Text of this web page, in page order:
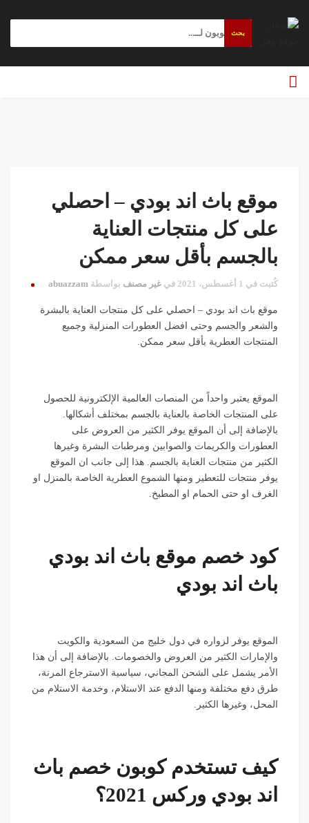
بحث
موقع باث اند بودي – احصلي
على كل منتجات العناية
بالجسم بأقل سعر ممكن
كُتبت في 1 أغسطس، 2021 في غير مصنف بواسطة abuazzam
موقع باث اند بودي – احصلي على كل منتجات العناية بالبشرة
والشعر والجسم وحتى افضل العطورات المنزلية وجميع
المنتجات العطرية بأقل سعر ممكن.
الموقع يعتبر واحداً من المنصات العالمية الإلكترونية للحصول
على المنتجات الخاصة بالعناية بالجسم بمختلف أشكالها.
بالإضافة إلى أن الموقع يوفر الكثير من العروض على
العطورات والكريمات والصوابين ومرطبات البشرة وغيرها
الكثير من منتجات العناية بالجسم. هذا إلى جانب ان الموقع
يوفر منتجات للتعطير ومنها الشموع العطرية الخاصة بالمنزل او
الغرف او حتى الحمام او المطبخ.
كود خصم موقع باث اند بودي
باث اند بودي
الموقع يوفر لزواره في دول خليج من السعودية والكويت
والإمارات الكثير من العروض والخصومات. بالإضافة إلى أن هذا
الأمر يشمل على الشحن المجاني، سياسية الاسترجاع المرنة،
طرق دفع مختلفة ومنها الدفع عند الاستلام، وخدمة الاستلام من
المحل، وغيرها الكثير.
كيف تستخدم كوبون خصم باث
اند بودي وركس 2021؟